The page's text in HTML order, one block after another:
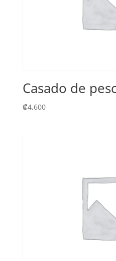
Casado de
₡4,600